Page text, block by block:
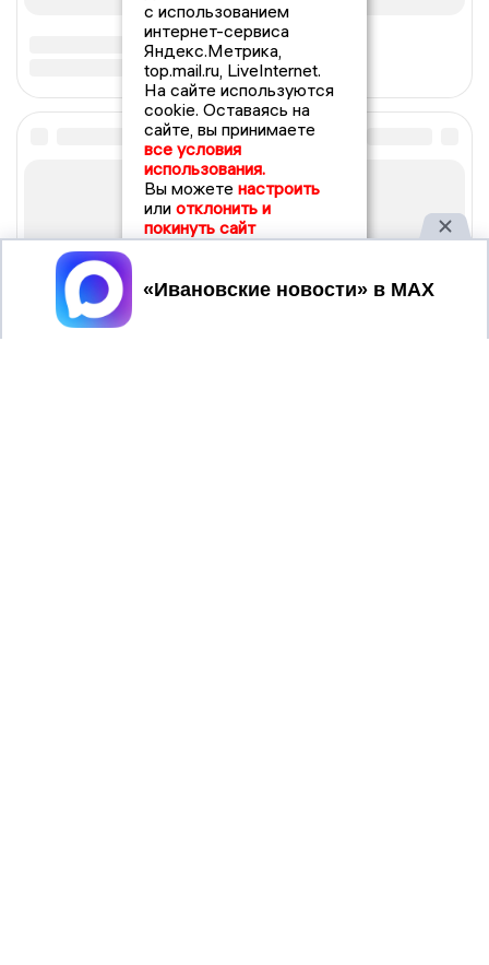
с использованием
интернет-сервиса
Яндекс.Метрика,
top.mail.ru, LiveInternet.
На сайте используются
cookie. Оставаясь на
сайте, вы принимаете
все условия
использования.
Вы можете настроить
или отклонить и
покинуть сайт
Принять